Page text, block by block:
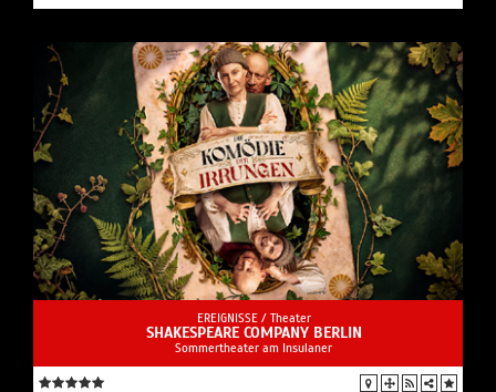
EREIGNISSE / Theater
SHAKESPEARE COMPANY BERLIN
Sommertheater am Insulaner